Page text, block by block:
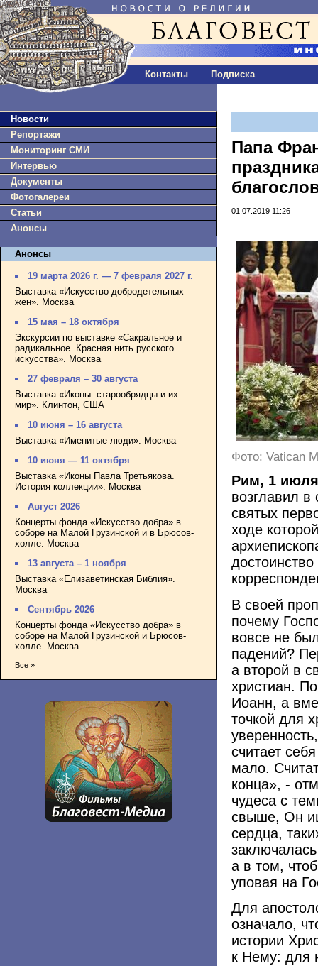
Контакты Подписка
Новости
Репортажи
Мониторинг СМИ
Интервью
Документы
Фотогалереи
Статьи
Анонсы
Анонсы
19 марта 2026 г. — 7 февраля 2027 г.
Выставка «Искусство добродетельных
жен». Москва
15 мая – 18 октября
Экскурсии по выставке «Сакральное и
радикальное. Красная нить русского
искусства». Москва
27 февраля – 30 августа
Выставка «Иконы: старообрядцы и их
мир». Клинтон, США
10 июня – 16 августа
Выставка «Именитые люди». Москва
10 июня — 11 октября
Выставка «Иконы Павла Третьякова.
История коллекции». Москва
Август 2026
Концерты фонда «Искусство добра» в
соборе на Малой Грузинской и в Брюсов-
холле. Москва
13 августа – 1 ноября
Выставка «Елизаветинская Библия».
Москва
Сентябрь 2026
Концерты фонда «Искусство добра» в
соборе на Малой Грузинской и Брюсов-
холле. Москва
Все »
Папа
01.07.2019 11:26
Фото: Vatican
Рим, 1
возглавил в
святых
ходе
В своей
почему
вовсе не
падений?
а второй в
христиан.
Иоанн, а
точкой для
считает
мало.
конца», -
чудеса с
свыше, Он
сердца,
а в том,
уповая на
Для
означало,
истории
к Нему: для